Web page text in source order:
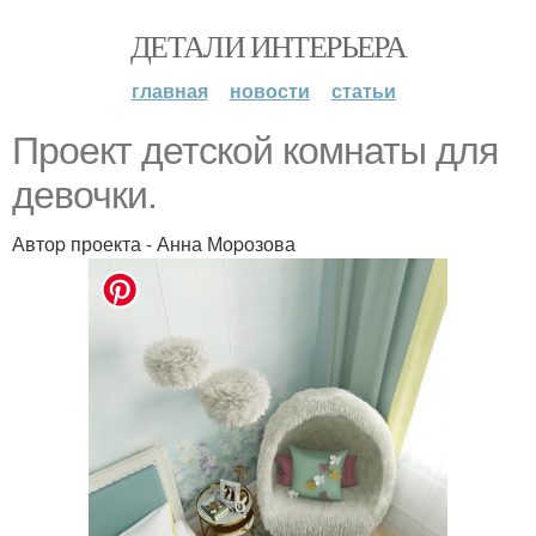
ДЕТАЛИ ИНТЕРЬЕРА
главная новости статьи
Пpоект детской комнаты для
девочки.
Автоp проекта - Анна Моpозова